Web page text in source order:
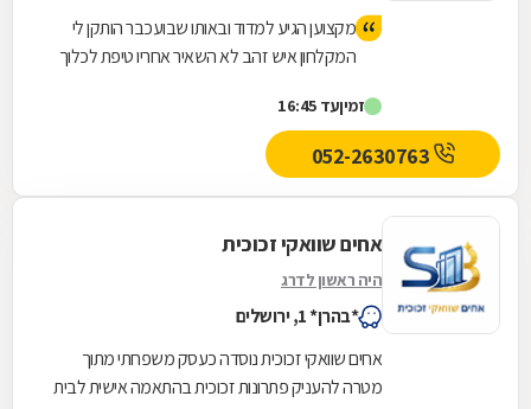
מקצוען הגיע למדוד ובאותו שבועכבר הותקן לי
המקלחון איש זהב לא השאיר אחריו טיפת לכלוך
זמיןעד 16:45
אחים שוואקי זכוכית
היה ראשון לדרג
*בהרן* 1, ירושלים
אחים שוואקי זכוכית נוסדה כעסק משפחתי מתוך
מטרה להעניק פתרונות זכוכית בהתאמה אישית לבית